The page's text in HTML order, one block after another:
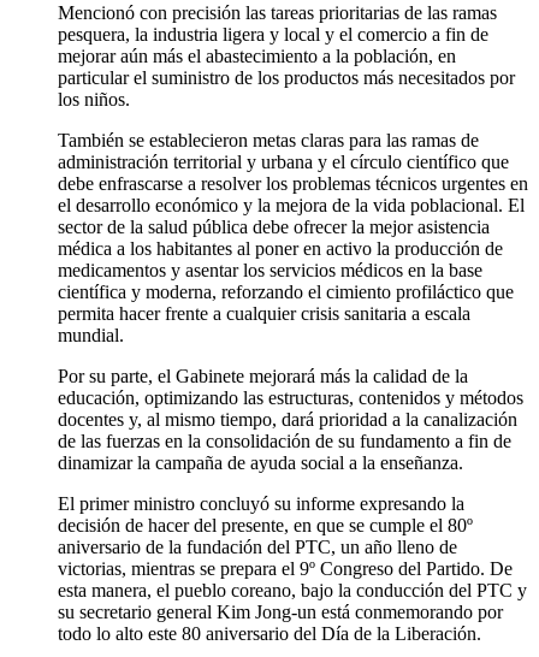
Mencionó con precisión las tareas prioritarias de las ramas
pesquera, la industria ligera y local y el comercio a fin de
mejorar aún más el abastecimiento a la población, en
particular el suministro de los productos más necesitados por
los niños.
También se establecieron metas claras para las ramas de
administración territorial y urbana y el círculo científico que
debe enfrascarse a resolver los problemas técnicos urgentes en
el desarrollo económico y la mejora de la vida poblacional. El
sector de la salud pública debe ofrecer la mejor asistencia
médica a los habitantes al poner en activo la producción de
medicamentos y asentar los servicios médicos en la base
científica y moderna, reforzando el cimiento profiláctico que
permita hacer frente a cualquier crisis sanitaria a escala
mundial.
Por su parte, el Gabinete mejorará más la calidad de la
educación, optimizando las estructuras, contenidos y métodos
docentes y, al mismo tiempo, dará prioridad a la canalización
de las fuerzas en la consolidación de su fundamento a fin de
dinamizar la campaña de ayuda social a la enseñanza.
El primer ministro concluyó su informe expresando la
decisión de hacer del presente, en que se cumple el 80º
aniversario de la fundación del PTC, un año lleno de
victorias, mientras se prepara el 9º Congreso del Partido. De
esta manera, el pueblo coreano, bajo la conducción del PTC y
su secretario general Kim Jong-un está conmemorando por
todo lo alto este 80 aniversario del Día de la Liberación.